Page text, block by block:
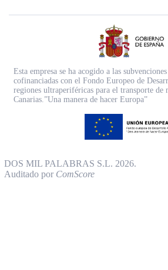
Esta empresa se ha acogido a las
cofinanciadas con el Fondo Europeo de
regiones ultraperiféricas para el transporte de
Canarias.”Una manera de hacer Europa”
DOS MIL PALABRAS S.L. 2026.
Auditado por ComScore